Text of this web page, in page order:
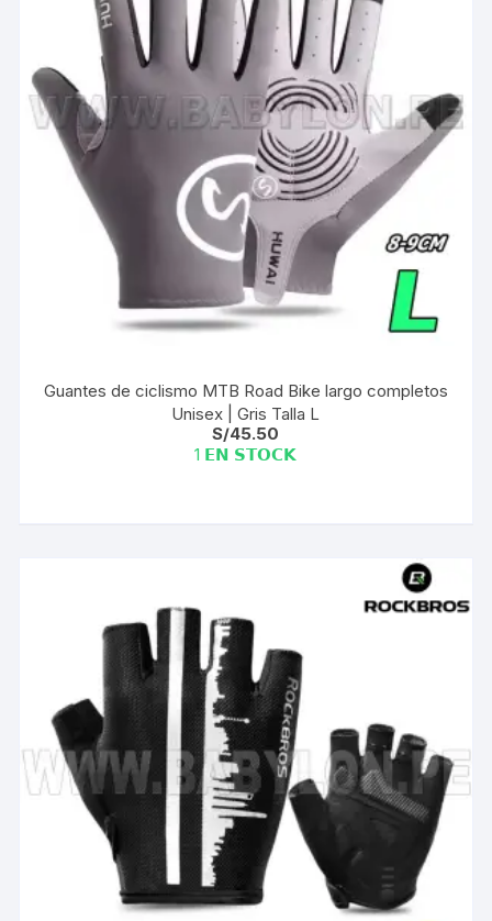
Guantes de ciclismo MTB Road Bike largo completos
Unisex | Gris Talla L
S/45.50
1 𝗘𝗡 𝗦𝗧𝗢𝗖𝗞